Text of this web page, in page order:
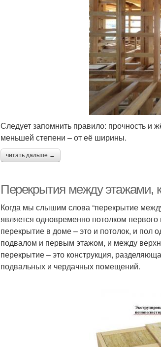
Следует запомнить правило: прочность и
меньшей степени – от её ширины.
читать дальше →
Перекрытия между этажами,
Когда мы слышим слова “перекрытие
является одновременно потолком первого
перекрытие в доме – это и потолок, и
подвалом и первым этажом, и между
перекрытие – это конструкция,
подвальных и чердачных помещений.